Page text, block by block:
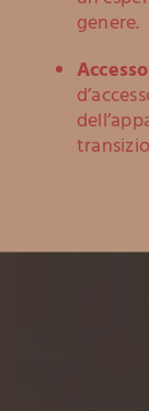
genere.
Accesso